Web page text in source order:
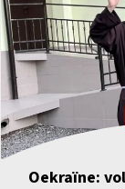
Oekraïne: